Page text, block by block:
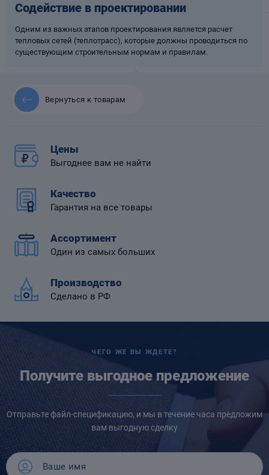
Содействие в проектировании
Одним из важных этапов проектирования является расчет
тепловых сетей (теплотрасс), которые должны проводиться по
существующим строительным нормам и правилам.
Вернуться к товарам
Цены
Выгоднее вам не найти
Качество
Гарантия на все товары
Ассортимент
Один из самых больших
Производство
Сделано в РФ
ЧЕГО ЖЕ ВЫ ЖДЕТЕ?
Получите выгодное предложение
Отправьте файл-спецификацию, и мы в течение часа предложим
вам выгодную сделку
Компенсаторы